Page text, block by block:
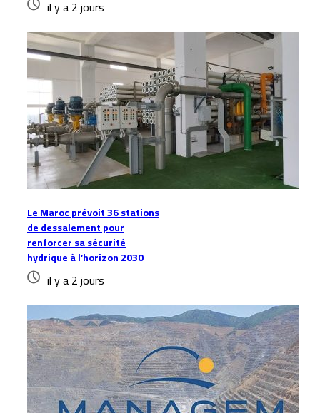
il y a 2 jours
Le Maroc prévoit 36 stations
de dessalement pour
renforcer sa sécurité
hydrique à l’horizon 2030
il y a 2 jours